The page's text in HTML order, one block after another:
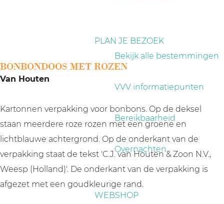
PLAN JE BEZOEK
Bekijk alle bestemmingen
VVV informatiepunten
Bereikbaarheid
Overnachten
WEBSHOP
BONBONDOOS MET ROZEN
Van Houten
Kartonnen verpakking voor bonbons. Op de deksel
staan meerdere roze rozen met een groene en
lichtblauwe achtergrond. Op de onderkant van de
verpakking staat de tekst 'C.J. van Houten & Zoon N.V.,
Weesp (Holland)'. De onderkant van de verpakking is
afgezet met een goudkleurige rand.